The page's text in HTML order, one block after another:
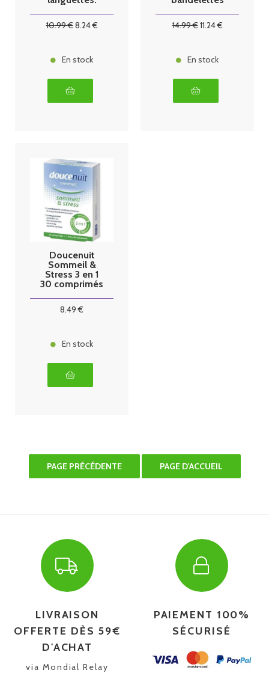
10.99€8.24€
En stock
14.99€11.24€
En stock
Doucenuit
Sommeil &
Stress 3 en 1
30 comprimés
8.49 €
En stock
LIVRAISON
OFFERTE DÈS 59€
D'ACHAT
via Mondial Relay
PAIEMENT 100%
SÉCURISÉ